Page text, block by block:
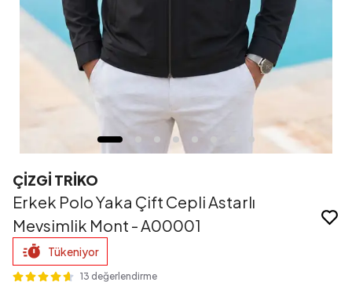
ÇİZGİ TRİKO
Erkek Polo Yaka Çift Cepli Astarlı
Mevsimlik Mont - A00001
Tükeniyor
13 değerlendirme